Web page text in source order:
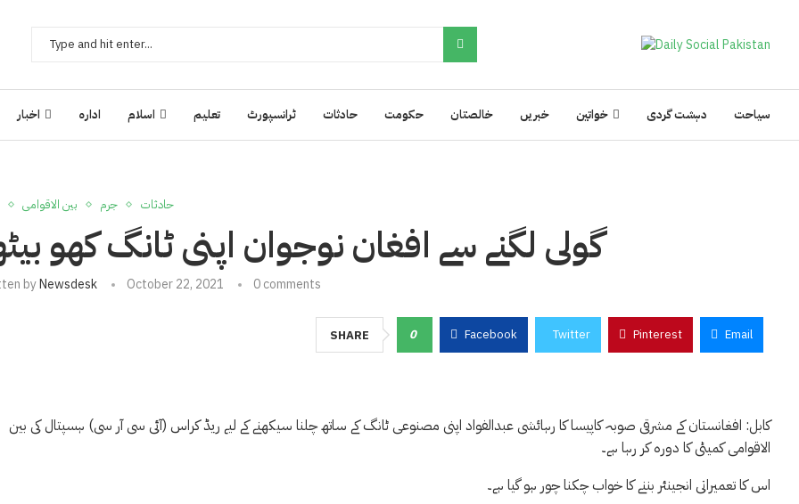
اخبار ادارہ اسلام تعلیم ٹرانسپورٹ حادثات حکومت خالصتان خبریں خواتین دہشت گردی سیاحت
بین الاقوامی جرم حادثات
گولی لگنے سے افغان نوجوان اپنی ٹانگ کھو
byNewsdesk October 22, 2021 0 comments
SHARE 0 Facebook Twitter Pinterest Email
کابل: افغانستان کے مشرقی صوبہ کاپیسا کا رہائشی عبدالفواد اپنی مصنوعی ٹانگ کے ساتھ چلنا سیکھنے کے لیے ریڈ کراس (آئی سی آر سی) ہسپتال کی بین
الاقوامی کمیٹی کا دورہ کر رہا ہے۔
اس کا تعمیراتی انجینئر بننے کا خواب چکنا چور ہو گیا ہے۔